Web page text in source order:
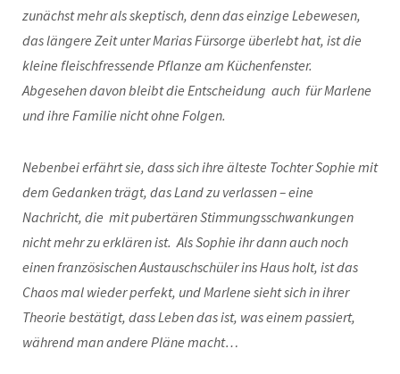
zunächst mehr als skeptisch, denn das einzige Lebewesen,
das längere Zeit unter Marias Fürsorge überlebt hat, ist die
kleine fleischfressende Pflanze am Küchenfenster.
Abgesehen davon bleibt die Entscheidung auch für Marlene
und ihre Familie nicht ohne Folgen.
Nebenbei erfährt sie, dass sich ihre älteste Tochter Sophie mit
dem Gedanken trägt, das Land zu verlassen – eine
Nachricht, die mit pubertären Stimmungsschwankungen
nicht mehr zu erklären ist. Als Sophie ihr dann auch noch
einen französischen Austauschschüler ins Haus holt, ist das
Chaos mal wieder perfekt, und Marlene sieht sich in ihrer
Theorie bestätigt, dass Leben das ist, was einem passiert,
während man andere Pläne macht…